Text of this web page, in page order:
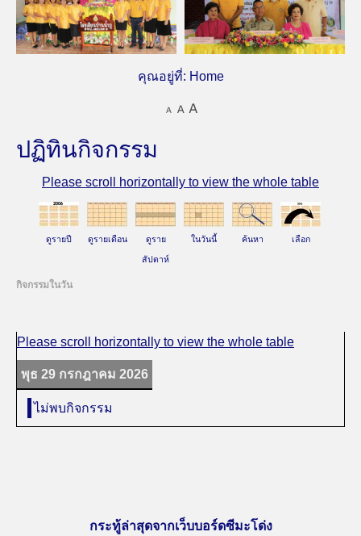
คุณอยู่ที่: Home
ปฏิทินกิจกรรม
ดูรายปี ดูรายเดือน ดูราย
สัปดาห์
ในวันนี้ ค้นหา เลือก
กิจกรรมในวัน
พุธ 29 กรกฎาคม 2026
ไม่พบกิจกรรม
กระทู้ล่าสุดจากเว็บบอร์ดซีมะโด่ง